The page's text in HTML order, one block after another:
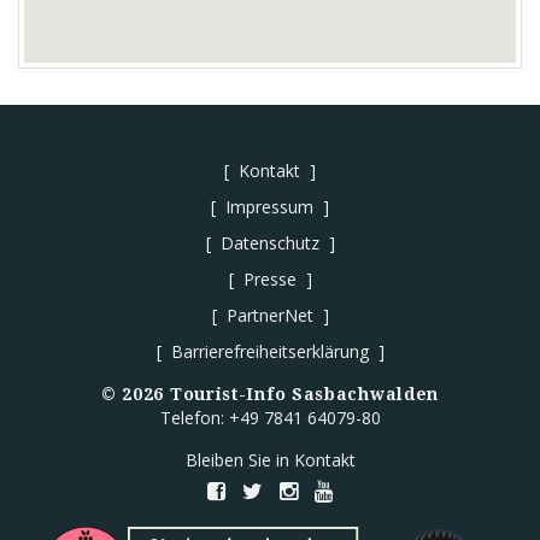
Kontakt
Impressum
Datenschutz
Presse
PartnerNet
Barrierefreiheitserklärung
© 2026 Tourist-Info Sasbachwalden
Telefon: +49 7841 64079-80
Bleiben Sie in Kontakt